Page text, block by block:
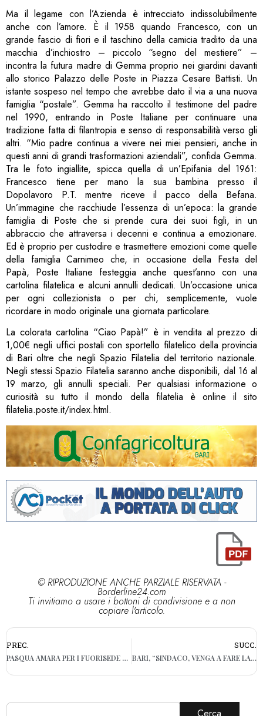
Ma il legame con l’Azienda è intrecciato indissolubilmente
anche con l’amore. È il 1958 quando Francesco, con un
grande fascio di fiori e il taschino della camicia tradito da una
macchia d’inchiostro – piccolo “segno del mestiere” –
incontra la futura madre di Gemma proprio nei giardini davanti
allo storico Palazzo delle Poste in Piazza Cesare Battisti. Un
istante sospeso nel tempo che avrebbe dato il via a una nuova
famiglia “postale”. Gemma ha raccolto il testimone del padre
nel 1990, entrando in Poste Italiane per continuare una
tradizione fatta di filantropia e senso di responsabilità verso gli
altri. “Mio padre continua a vivere nei miei pensieri, anche in
questi anni di grandi trasformazioni aziendali”, confida Gemma.
Tra le foto ingiallite, spicca quella di un’Epifania del 1961:
Francesco tiene per mano la sua bambina presso il
Dopolavoro P.T. mentre riceve il pacco della Befana.
Un’immagine che racchiude l’essenza di un’epoca: la grande
famiglia di Poste che si prende cura dei suoi figli, in un
abbraccio che attraversa i decenni e continua a emozionare.
Ed è proprio per custodire e trasmettere emozioni come quelle
della famiglia Carnimeo che, in occasione della Festa del
Papà, Poste Italiane festeggia anche quest’anno con una
cartolina filatelica e alcuni annulli dedicati. Un’occasione unica
per ogni collezionista o per chi, semplicemente, vuole
ricordare in modo originale una giornata particolare.
La colorata cartolina “Ciao Papà!” è in vendita al prezzo di
1,00€ negli uffici postali con sportello filatelico della provincia
di Bari oltre che negli Spazio Filatelia del territorio nazionale.
Negli stessi Spazio Filatelia saranno anche disponibili, dal 16 al
19 marzo, gli annulli speciali. Per qualsiasi informazione o
curiosità su tutto il mondo della filatelia è online il sito
filatelia.poste.it/index.html.
© RIPRODUZIONE ANCHE PARZIALE RISERVATA -
Borderline24.com
Ti invitiamo a usare i bottoni di condivisione e a non
copiare l'articolo.
PREC.
PASQUA AMARA PER I FUORISEDE PUGLIESI: VOLI OLTRE I 400 EURO E TRENI ‘D’ORO’ PER TORNARE A BARI E LECCE
SUCC.
BARI, “SINDACO, VENGA A FARE LA SPESA NEL FANGO DI JAPIGIA”. L’AMARO SFOGO DEL CITTADINO CHE DA ANNI COMBATTE PER IL PROPRIO QUARTIERE